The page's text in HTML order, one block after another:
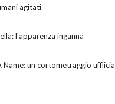
agitati
l'apparenza inganna
Name: un cortometraggio